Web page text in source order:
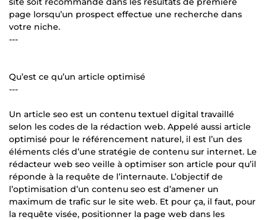
page lorsqu’un prospect effectue une recherche dans
votre niche.
---
Qu’est ce qu’un article optimisé
---
Un article seo est un contenu textuel digital travaillé
selon les codes de la rédaction web. Appelé aussi article
optimisé pour le référencement naturel, il est l’un des
éléments clés d’une stratégie de contenu sur internet. Le
rédacteur web seo veille à optimiser son article pour qu’il
réponde à la requête de l’internaute. L’objectif de
l’optimisation d’un contenu seo est d’amener un
maximum de trafic sur le site web. Et pour ça, il faut, pour
la requête visée, positionner la page web dans les